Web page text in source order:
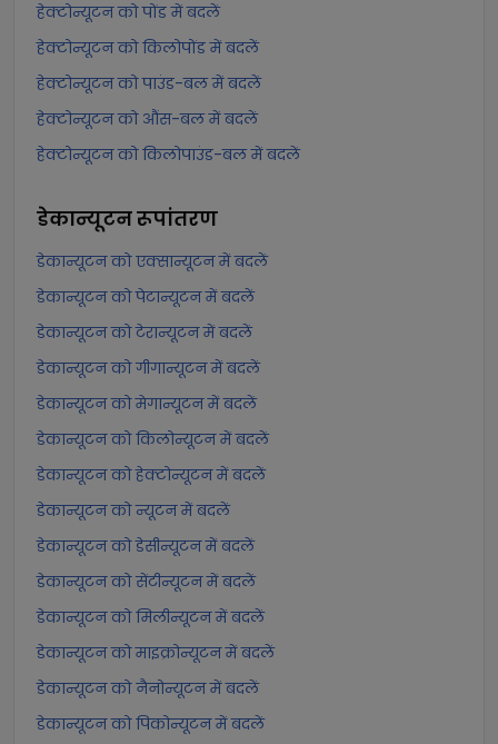
हेक्टोन्यूटन को पोंड में बदलें
हेक्टोन्यूटन को किलोपोंड में बदलें
हेक्टोन्यूटन को पाउंड-बल में बदलें
हेक्टोन्यूटन को औंस-बल में बदलें
हेक्टोन्यूटन को किलोपाउंड-बल में बदलें
डेकान्यूटनरूपांतरण
डेकान्यूटन को एक्सान्यूटन में बदलें
डेकान्यूटन को पेटान्यूटन में बदलें
डेकान्यूटन को टेरान्यूटन में बदलें
डेकान्यूटन को गीगान्यूटन में बदलें
डेकान्यूटन को मेगान्यूटन में बदलें
डेकान्यूटन को किलोन्यूटन में बदलें
डेकान्यूटन को हेक्टोन्यूटन में बदलें
डेकान्यूटन को न्यूटन में बदलें
डेकान्यूटन को डेसीन्यूटन में बदलें
डेकान्यूटन को सेंटीन्यूटन में बदलें
डेकान्यूटन को मिलीन्यूटन में बदलें
डेकान्यूटन को माइक्रोन्यूटन में बदलें
डेकान्यूटन को नैनोन्यूटन में बदलें
डेकान्यूटन को पिकोन्यूटन में बदलें